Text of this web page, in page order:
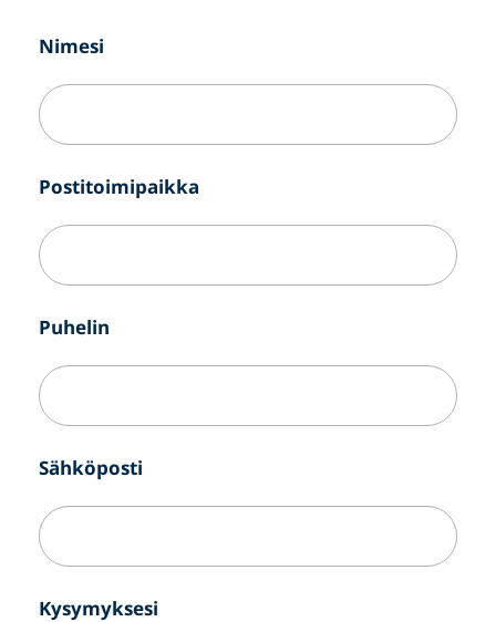
Nimesi
Postitoimipaikka
Puhelin
Sähköposti
Kysymyksesi